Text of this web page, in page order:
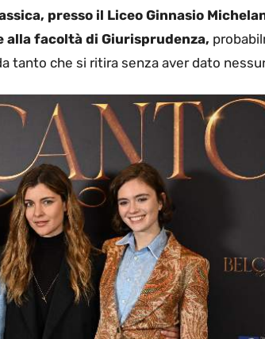
presso il Liceo Ginnasio
alla facoltà di Giurisprudenza,
tanto che si ritira senza aver dato